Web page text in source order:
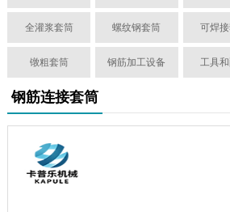
全灌浆套筒 螺纹钢套筒 可焊
镦粗套筒 钢筋加工设备 工具
钢筋连接套筒